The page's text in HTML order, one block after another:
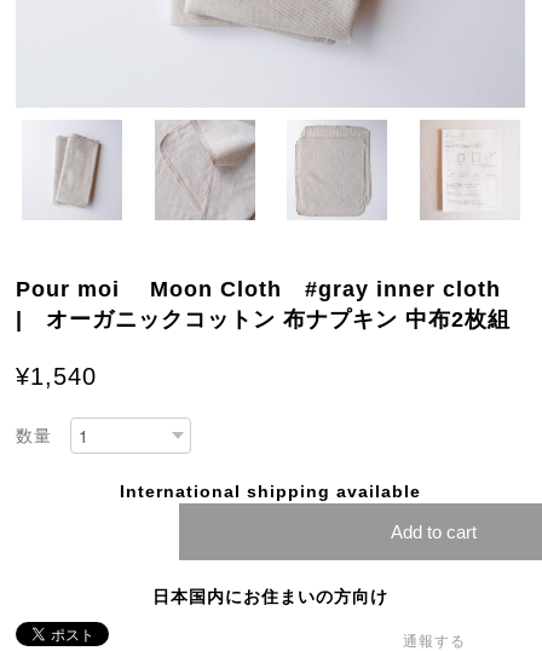
Pour moi Moon Cloth #gray inner cloth
| オーガニックコットン 布ナプキン 中布2枚組
¥1,540
数量
International shipping available
Add to cart
日本国内にお住まいの方向け
通報する